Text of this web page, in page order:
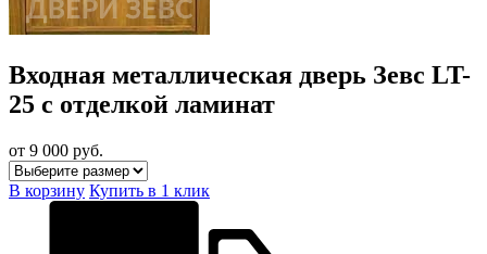
Входная металлическая дверь Зевс LT-
25 с отделкой ламинат
от 9 000 руб.
В корзину Купить в 1 клик